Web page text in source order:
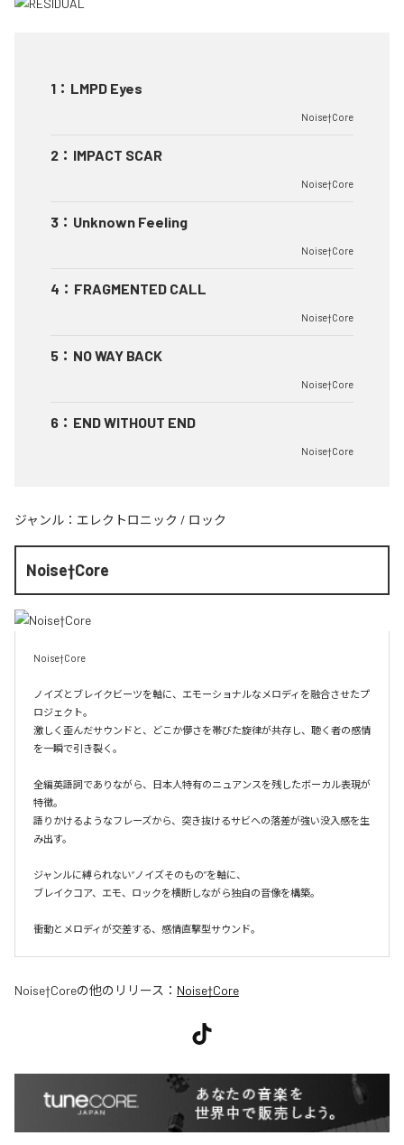
1 ： LMPD Eyes
Noise†Core
2 ： IMPACT SCAR
Noise†Core
3 ： Unknown Feeling
Noise†Core
4 ： FRAGMENTED CALL
Noise†Core
5 ： NO WAY BACK
Noise†Core
6 ： END WITHOUT END
Noise†Core
ジャンル： エレクトロニック / ロック
Noise†Core
Noise†Core
ノイズとブレイクビーツを軸に、エモーショナルなメロディを融合させたプ
ロジェクト。
激しく歪んだサウンドと、どこか儚さを帯びた旋律が共存し、聴く者の感情
を一瞬で引き裂く。
全編英語詞でありながら、日本人特有のニュアンスを残したボーカル表現が
特徴。
語りかけるようなフレーズから、突き抜けるサビへの落差が強い没入感を生
み出す。
ジャンルに縛られない“ノイズそのもの”を軸に、
ブレイクコア、エモ、ロックを横断しながら独自の音像を構築。
衝動とメロディが交差する、感情直撃型サウンド。
Noise†Coreの他のリリース： Noise†Core